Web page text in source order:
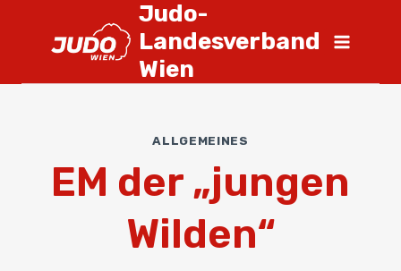
Judo-
Landesverband
Wien
ALLGEMEINES
EM der „jungen
Wilden“